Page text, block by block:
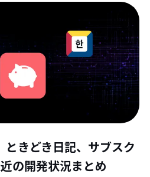
ときどき日記、サブスク
の開発状況まとめ